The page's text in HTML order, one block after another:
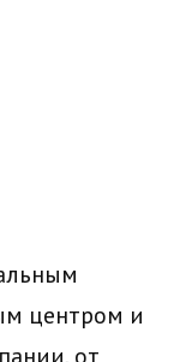
центром и
от